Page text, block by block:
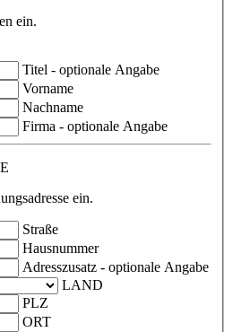
ein.
Titel - optionale Angabe
Vorname
Nachname
Firma - optionale Angabe
ein.
Straße
Hausnummer
Adresszusatz - optionale Angabe
LAND
PLZ
ORT